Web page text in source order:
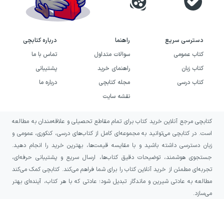
روش درس به درس که در کتاب‌های مدرسه ارائه شده
ندارد. بنابراین پیشنهاد می‌شود که حتماً از کتاب‌های
کمک درسی که به طور تخصصی هر کدام از این مباحث
را آموزش می‌دهند استفاده کنید. در ادامه تعدادی از
پرفروش‌ترین کتاب‌های کمک درسی ادبیات فارسی را
رشته و اهمیت آن در کنکور آشنا شویم.
ضریب ادبیات فارسی در کنکور و
مباحث مختلف این درس
درس ادبیات فارسی در کنکور دارای ضریب ۴ است که
دسترسی سریع
کتاب عمومی
کتاب زبان
کتاب درسی
راهنما
سوالات متداول
راهنمای خرید
مجله کتابچی
نقشه سایت
درباره کتابچی
تماس با ما
پشتیبانی
درباره ما
کتابچی مرجع آنلاین خرید کتاب برای تمام مقاطع تحصیلی و علاقه‌مندان به مطالعه
است. در کتابچی می‌توانید به مجموعه‌ای کامل از کتاب‌های درسی، کنکوری، عمومی و
زبان دسترسی داشته باشید و با مقایسه قیمت‌ها، بهترین خرید را انجام دهید.
جستجوی هوشمند، توضیحات دقیق کتاب‌ها، ارسال سریع و پشتیبانی حرفه‌ای،
تجربه‌ای مطمئن از خرید آنلاین کتاب را برای شما فراهم می‌کند. کتابچی کمک می‌کند
مطالعه به عادتی شیرین و ماندگار تبدیل شود؛ عادتی که با هر کتاب، آینده‌ای بهتر
می‌سازد.